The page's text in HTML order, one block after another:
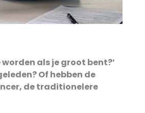
als je groot bent?’
Of hebben de
de traditionelere